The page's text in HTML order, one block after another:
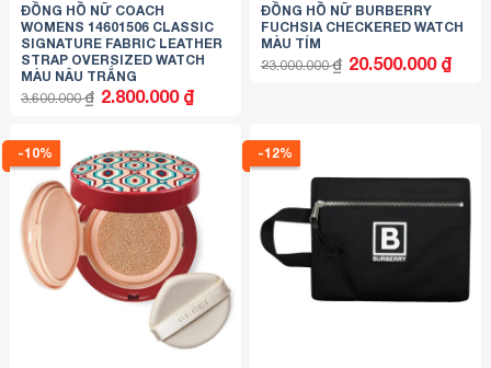
ĐỒNG HỒ NỮ COACH
WOMENS 14601506 CLASSIC
SIGNATURE FABRIC LEATHER
STRAP OVERSIZED WATCH
MÀU NÂU TRẮNG
3.600.000₫ Giá
gốc
2.800.000 ₫Giá
hiện
2.800.000 ₫.
ĐỒNG HỒ NỮ BURBERRY
FUCHSIA CHECKERED WATCH
MÀU TÍM
23.000.000₫ Giá
gốc
20.500.000 ₫Giá
hiện
-10% -12%